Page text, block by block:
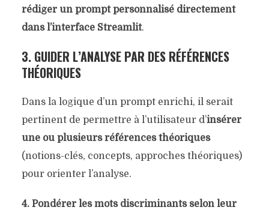
rédiger un prompt personnalisé directement
dans l’interface Streamlit.
3. GUIDER L’ANALYSE PAR DES RÉFÉRENCES
THÉORIQUES
Dans la logique d’un prompt enrichi, il serait
pertinent de permettre à l’utilisateur d’insérer
une ou plusieurs références théoriques
(notions-clés, concepts, approches théoriques)
pour orienter l’analyse.
4. Pondérer les mots discriminants selon leur